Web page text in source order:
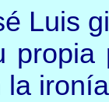
Luis
propia